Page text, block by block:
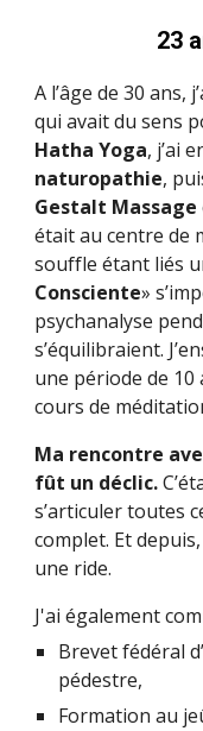
23
A l’âge de 30 ans,
qui avait du sens
Hatha Yoga, j’ai
naturopathie,
Gestalt Massage
était au centre de
souffle étant liés
Consciente»
psychanalyse
s’équilibraient.
une période de 10
cours de
Ma rencontre
fût un déclic.
s’articuler toutes
complet. Et
une ride.
J'ai également
Brevet fédéral
pédestre,
Formation au